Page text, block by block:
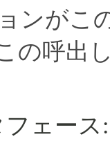
ンがこ
の呼出
フェー